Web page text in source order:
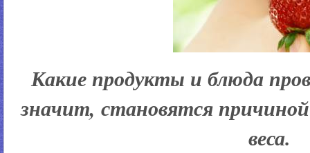
Какие продукты и блюда
значит, становятся
веса.